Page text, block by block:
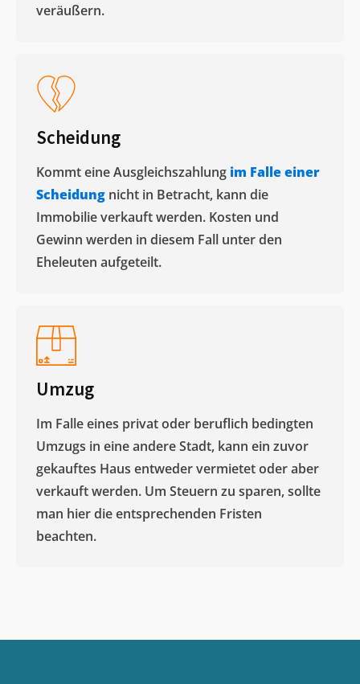
veräußern. ​
Scheidung
Kommt eine Ausgleichszahlung im Falle einer
Scheidung nicht in Betracht, kann die
Immobilie verkauft werden. Kosten und
Gewinn werden in diesem Fall unter den
Eheleuten aufgeteilt.​
Umzug
Im Falle eines privat oder beruflich bedingten
Umzugs in eine andere Stadt, kann ein zuvor
gekauftes Haus entweder vermietet oder aber
verkauft werden. Um Steuern zu sparen, sollte
man hier die entsprechenden Fristen
beachten.